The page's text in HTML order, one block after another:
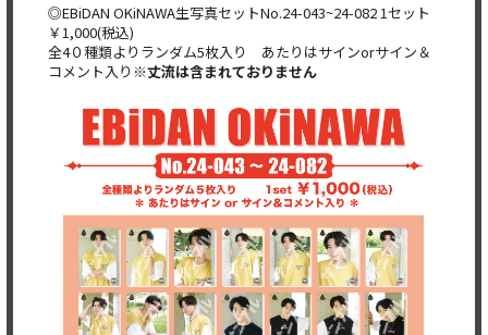
◎EBiDAN OKiNAWA生写真セットNo.24-043~24-082 1セット
￥1,000(税込)
全4０種類よりランダム5枚入り あたりはサインorサイン＆
コメント入り ※丈流は含まれておりません